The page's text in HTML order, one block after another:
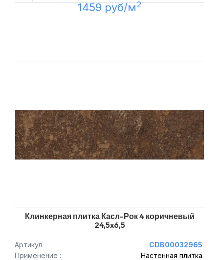
1459 руб/м2
Клинкерная плитка Касл-Рок 4 коричневый
24,5x6,5
Артикул
CDB00032965
Применение :
Настенная плитка